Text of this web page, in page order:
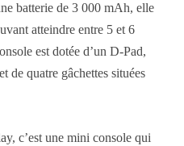
batterie de 3 000 mAh, elle
atteindre entre 5 et 6
est dotée d’un D-Pad,
de quatre gâchettes situées
c’est une mini console qui